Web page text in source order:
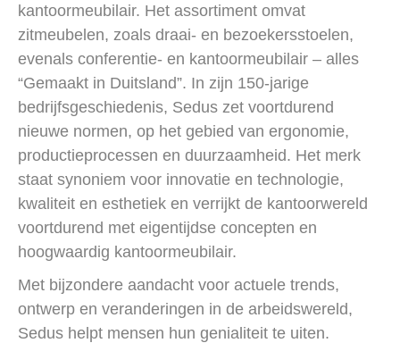
kantoormeubilair. Het assortiment omvat
zitmeubelen, zoals draai- en bezoekersstoelen,
evenals conferentie- en kantoormeubilair – alles
“Gemaakt in Duitsland”. In zijn 150-jarige
bedrijfsgeschiedenis, Sedus zet voortdurend
nieuwe normen, op het gebied van ergonomie,
productieprocessen en duurzaamheid. Het merk
staat synoniem voor innovatie en technologie,
kwaliteit en esthetiek en verrijkt de kantoorwereld
voortdurend met eigentijdse concepten en
hoogwaardig kantoormeubilair.
Met bijzondere aandacht voor actuele trends,
ontwerp en veranderingen in de arbeidswereld,
Sedus helpt mensen hun genialiteit te uiten.